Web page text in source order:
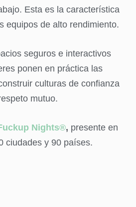
Esta es la característica
equipos de alto rendimiento.
seguros e interactivos
ponen en práctica las
culturas de confianza
mutuo.
Nights®, presente en
ciudades y 90 países.